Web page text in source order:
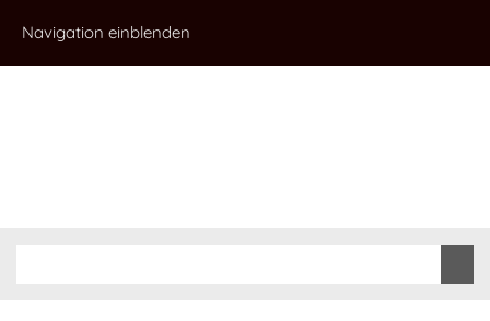
Navigation einblenden